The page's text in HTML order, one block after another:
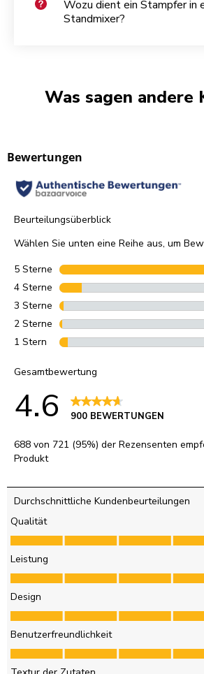
Wozu dient ein Stampfer in
Standmixer?
Was sagen andere